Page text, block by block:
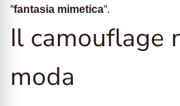
“fantasia mimetica“.
Il camouflage
moda